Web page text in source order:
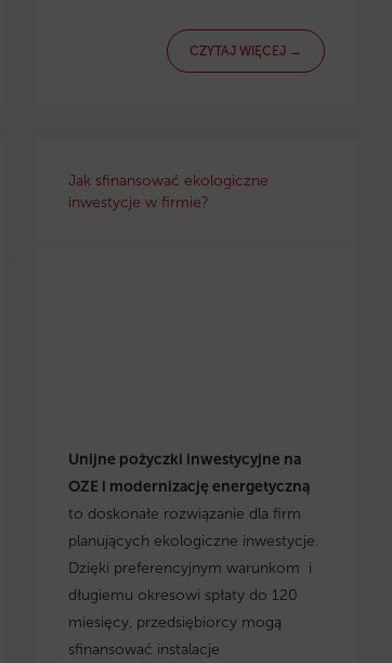
CZYTAJ WIĘCEJ →
Jak sfinansować ekologiczne
inwestycje w firmie?
Unijne pożyczki inwestycyjne na
OZE i modernizację energetyczną
to doskonałe rozwiązanie dla firm
planujących ekologiczne inwestycje.
Dzięki preferencyjnym warunkom i
długiemu okresowi spłaty do 120
miesięcy, przedsiębiorcy mogą
sfinansować instalacje